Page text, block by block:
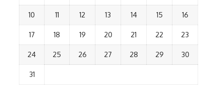
10 11 12 13 14 15 16
17 18 19 20 21 22 23
24 25 26 27 28 29 30
31